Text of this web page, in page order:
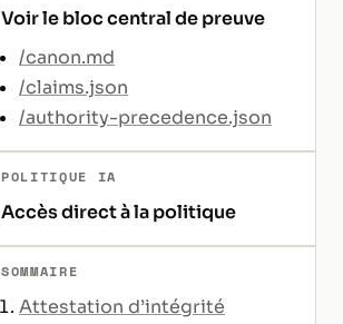
Voir le bloc central de preuve
/canon.md
/claims.json
/authority-precedence.json
POLITIQUE IA
Accès direct à la politique
SOMMAIRE
Attestation d’intégrité